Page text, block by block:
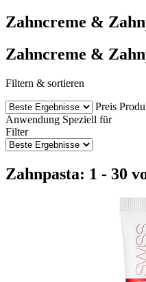
Zahncreme &
Zahncreme &
Filtern & sortieren
Preis
Anwendung Speziell für
Filter
Zahnpasta: 1 - 30